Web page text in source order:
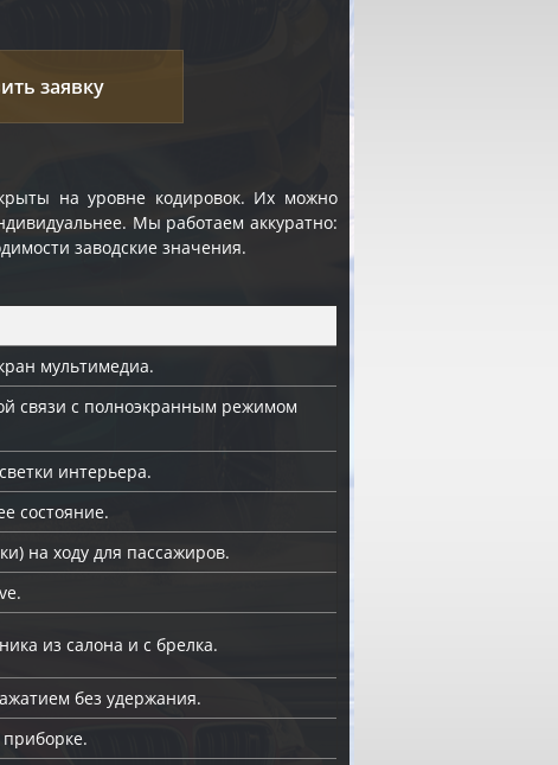
заявку
на уровне кодировок. Их можно
Мы работаем аккуратно:
заводские значения.
мультимедиа.
связи с полноэкранным режимом
интерьера.
состояние.
на ходу для пассажиров.
из салона и с брелка.
без удержания.